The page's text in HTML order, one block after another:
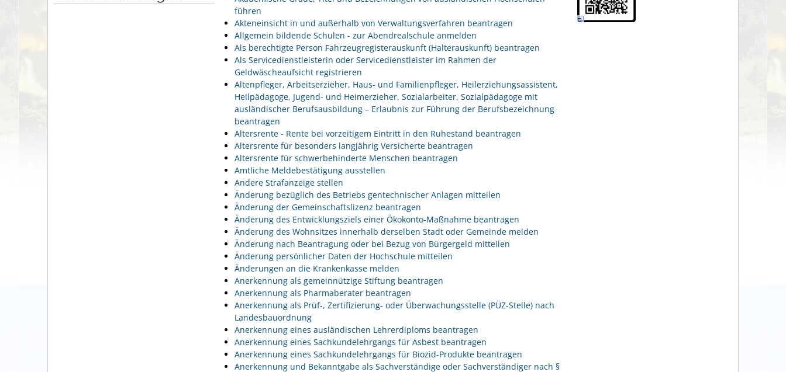
führen
Akteneinsicht in und außerhalb von Verwaltungsverfahren beantragen
Allgemein bildende Schulen - zur Abendrealschule anmelden
Als berechtigte Person Fahrzeugregisterauskunft (Halterauskunft) beantragen
Als Servicedienstleisterin oder Servicedienstleister im Rahmen der
Geldwäscheaufsicht registrieren
Altenpfleger, Arbeitserzieher, Haus- und Familienpfleger, Heilerziehungsassistent,
Heilpädagoge, Jugend- und Heimerzieher, Sozialarbeiter, Sozialpädagoge mit
ausländischer Berufsausbildung – Erlaubnis zur Führung der Berufsbezeichnung
beantragen
Altersrente - Rente bei vorzeitigem Eintritt in den Ruhestand beantragen
Altersrente für besonders langjährig Versicherte beantragen
Altersrente für schwerbehinderte Menschen beantragen
Amtliche Meldebestätigung ausstellen
Andere Strafanzeige stellen
Änderung bezüglich des Betriebs gentechnischer Anlagen mitteilen
Änderung der Gemeinschaftslizenz beantragen
Änderung des Entwicklungsziels einer Ökokonto-Maßnahme beantragen
Änderung des Wohnsitzes innerhalb derselben Stadt oder Gemeinde melden
Änderung nach Beantragung oder bei Bezug von Bürgergeld mitteilen
Änderung persönlicher Daten der Hochschule mitteilen
Änderungen an die Krankenkasse melden
Anerkennung als gemeinnützige Stiftung beantragen
Anerkennung als Pharmaberater beantragen
Anerkennung als Prüf-, Zertifizierung- oder Überwachungsstelle (PÜZ-Stelle) nach
Landesbauordnung
Anerkennung eines ausländischen Lehrerdiploms beantragen
Anerkennung eines Sachkundelehrgangs für Asbest beantragen
Anerkennung eines Sachkundelehrgangs für Biozid-Produkte beantragen
Anerkennung und Bekanntgabe als Sachverständige oder Sachverständiger nach §